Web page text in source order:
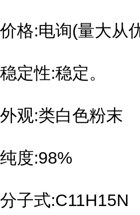
价格:电询(量大从
稳定性:稳定。
外观:类白色粉末
纯度:98%
分子式:C11H15N